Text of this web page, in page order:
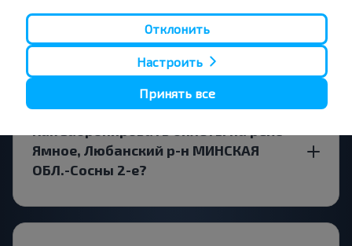
Вопрос - Ответ
Ямное, Любанский р-н МИНСКАЯ
ОБЛ.-Сосны 2-е?
Отклонить
Настроить
Принять все